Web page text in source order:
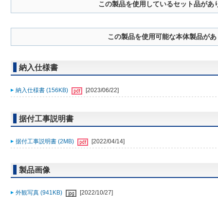
この製品を使用しているセット品があ
この製品を使用可能な本体製品が
納入仕様書
納入仕様書 (156KB) [2023/06/22]
据付工事説明書
据付工事説明書 (2MB) [2022/04/14]
製品画像
外観写真 (941KB) [2022/10/27]